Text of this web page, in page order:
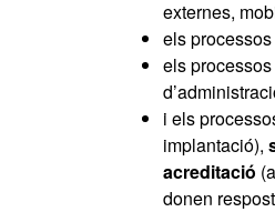
externes,
els processos
els
i els
implantació),
acreditació
donen